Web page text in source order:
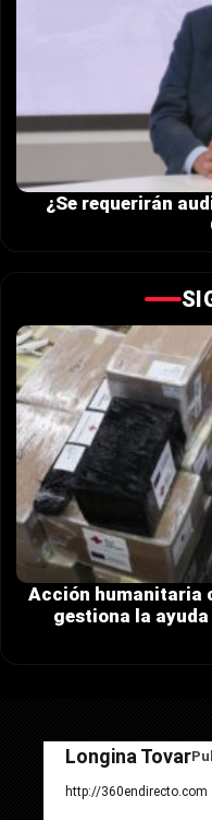
¿Se requerirán
Acción humanitaria
gestiona la
Longina Tovar
http://360endirecto.com